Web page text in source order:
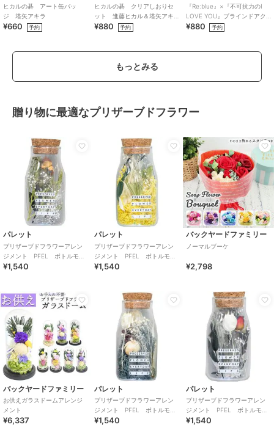
ヒカルの碁 アート缶バッ
ジ 塔矢アキラ
¥660 予約
ヒカルの碁 クリアしおりセ
ット 進藤ヒカル＆塔矢アキ
ラ
¥880 予約
『Re:blue』×『不可抗力のI
LOVE YOU』ブラインドアク
リルキーホルダー（全6種）
¥880 予約
もっとみる
贈り物に最適なプリザーブドフラワー
パレット
プリザーブドフラワーアレン
ジメント PFEL ボトルモ
ス ローズピンク
¥1,540
パレット
プリザーブドフラワーアレン
ジメント PFEL ボトルモ
ス アイスランドモス マスタ
¥1,540
バックヤードファミリー
ノーマルブーケ
¥2,798
バックヤードファミリー
お供えガラスドームアレンジ
メント
¥6,337
パレット
プリザーブドフラワーアレン
ジメント PFEL ボトルモ
ス アイスランドモス ネイビ
¥1,540
パレット
プリザーブドフラワーアレン
ジメント PFEL ボトルモ
ス ローズレッド
¥1,540